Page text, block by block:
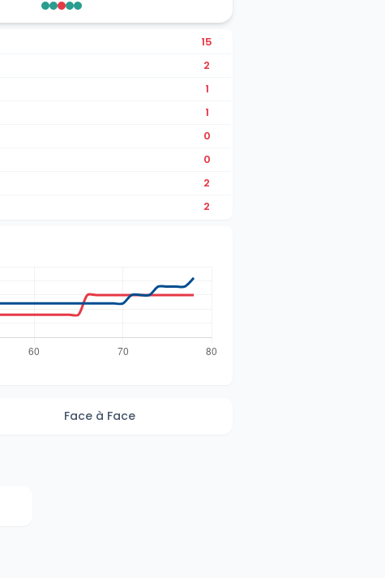
15
2
1
1
0
0
2
2
Face à Face